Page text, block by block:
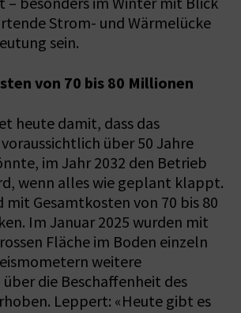
Strom- und Wärmelücke
sein.
von 70 bis 80 Millionen
heute damit, dass das
über 50 Jahre
im Jahr 2032 den Betrieb
wenn alles wie geplant klappt.
mit Gesamtkosten von 70 bis 80
Im Januar 2025 wurden mit
Fläche im Boden einzeln
weitere
die Beschaffenheit des
Leppert: «Heute gibt es